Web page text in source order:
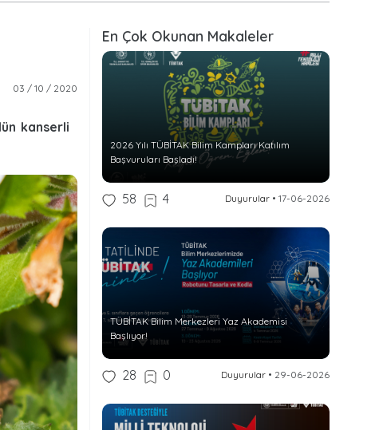
03 / 10 / 2020
kanserli
En Çok Okunan Makaleler
2026 Yılı TÜBİTAK Bilim Kampları Katılım
Başvuruları Başladı!
58 4 Duyurular• 17-06-2026
TÜBİTAK Bilim Merkezleri Yaz Akademisi
Başlıyor!
28 0 Duyurular• 29-06-2026